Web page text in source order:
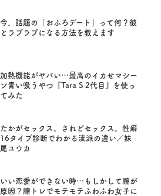
今、話題の「おふろデート」って何？彼
とラブラブになる方法を教えます
加熱機能がヤバい…最高のイカせマシー
ン青い吸うやつ『Tara S 2代目』を使っ
てみた
たかがセックス。されどセックス。性癖
16タイプ診断でわかる流派の違い／妹
尾ユウカ
いい恋愛ができない時…もしかして膣が
原因？膣トレでモテモテふわふわ女子に